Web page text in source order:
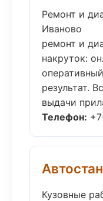
Ремонт и
Иваново
ремонт и
накруток:
результат.
выдачи
Телефон:
Кузовные